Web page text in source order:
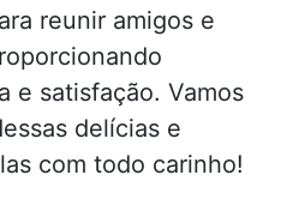
reunir amigos e
e satisfação. Vamos
delícias e
com todo carinho!